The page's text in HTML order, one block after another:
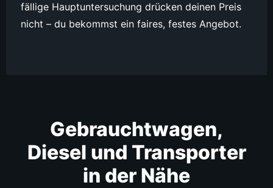
fällige Hauptuntersuchung drücken deinen Preis
nicht – du bekommst ein faires, festes Angebot.
Gebrauchtwagen,
Diesel und Transporter
in der Nähe